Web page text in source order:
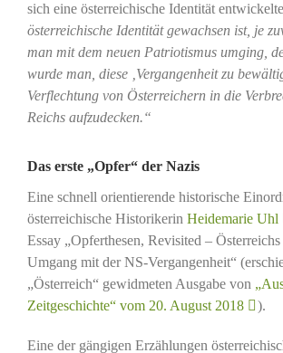
sich eine österreichische Identität
österreichische Identität gewachsen ist, je
man mit dem neuen Patriotismus umging,
wurde man, diese ‚Vergangenheit zu
Verflechtung von Österreichern in die
Reichs aufzudecken.“
Das erste „Opfer“ der Nazis
Eine schnell orientierende historische
österreichische Historikerin Heidemarie Uhl
Essay „Opferthesen, Revisited –
Umgang mit der NS-Vergangenheit“
„Österreich“ gewidmeten Ausgabe von
Zeitgeschichte“ vom 20. August 2018
).
Eine der gängigen Erzählungen